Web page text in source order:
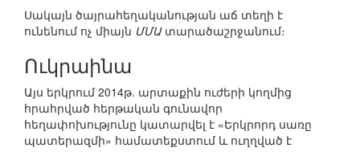
Սակայն ծայրահեղականության աճ տեղի է
ունենում ոչ միայն ՄՄԱտարածաշրջանում։
Ուկրաինա
Այս երկրում 2014թ. արտաքին ուժերի կողմից
հրահրված հերթական գունավոր
հեղափոխությունը կատարվել է «Երկրորդ սառը
պատերազմի» համատեքստում և ուղղված է